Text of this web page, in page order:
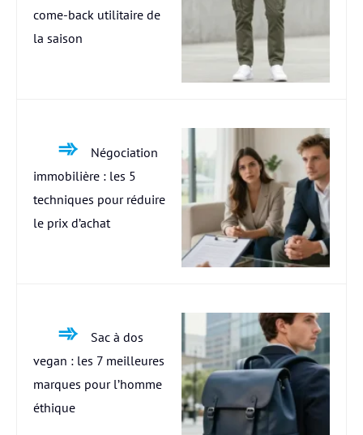
come-back utilitaire de
la saison
Négociation
immobilière : les 5
techniques pour réduire
le prix d’achat
Sac à dos
vegan : les 7 meilleures
marques pour l’homme
éthique